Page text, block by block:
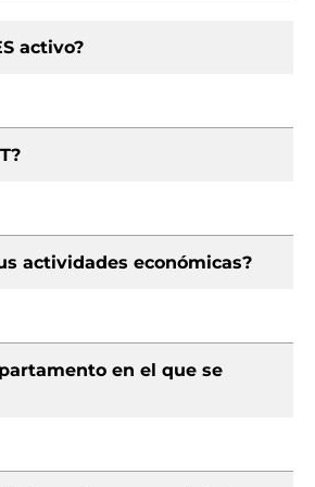
activo?
actividades económicas?
en el que se